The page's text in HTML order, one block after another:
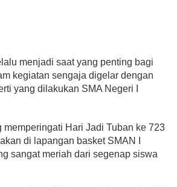
menjadi saat yang penting bagi
kegiatan sengaja digelar dengan
yang dilakukan SMA Negeri I
memperingati Hari Jadi Tuban ke 723
di lapangan basket SMAN I
sangat meriah dari segenap siswa